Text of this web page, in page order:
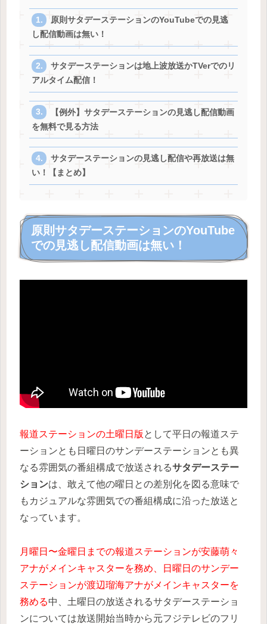
原則サタデーステーションのYouTubeでの見逃
し配信動画は無い！
サタデーステーションは地上波放送かTVerでのリ
アルタイム配信！
【例外】サタデーステーションの見逃し配信動画
を無料で見る方法
サタデーステーションの見逃し配信や再放送は無
い！【まとめ】
原則サタデーステーションのYouTube
での見逃し配信動画は無い！
報道ステーションの土曜日版 として平日の報道ステ
ーションとも日曜日のサンデーステーションとも異
なる雰囲気の番組構成で放送されるサタデーステー
ションは、敢えて他の曜日との差別化を図る意味で
もカジュアルな雰囲気での番組構成に沿った放送と
なっています。
月曜日〜金曜日までの報道ステーションが安藤萌々
アナがメインキャスターを務め、日曜日のサンデー
ステーションが渡辺瑠海アナがメインキャスターを
務める中、土曜日の放送されるサタデーステーショ
ンについては放送開始当時から元フジテレビのフリ